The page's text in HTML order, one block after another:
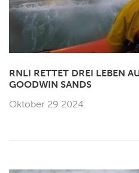
RNLI RETTET DREI LEBEN
GOODWIN SANDS
Oktober 29 2024